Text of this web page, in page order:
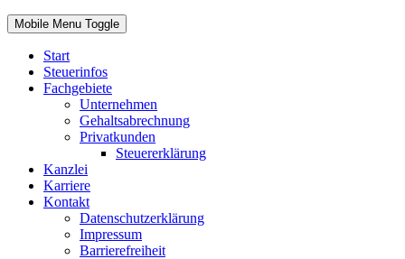
Mobile Menu Toggle
Start
Steuerinfos
Fachgebiete
Unternehmen
Gehaltsabrechnung
Privatkunden
Steuererklärung
Kanzlei
Karriere
Kontakt
Datenschutzerklärung
Impressum
Barrierefreiheit